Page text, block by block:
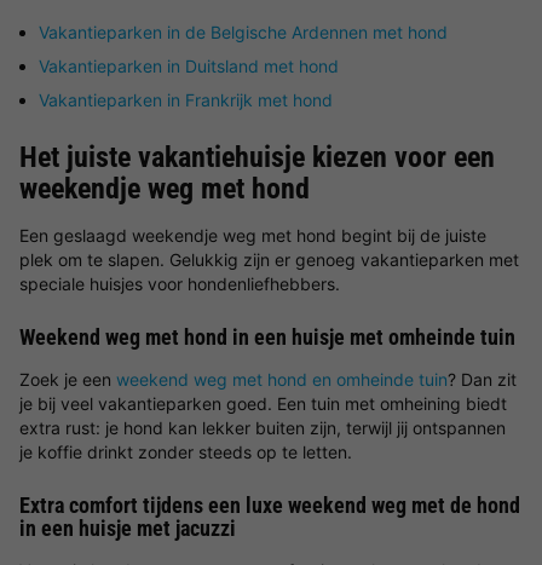
Vakantieparken in de Belgische Ardennen met hond
Vakantieparken in Duitsland met hond
Vakantieparken in Frankrijk met hond
Het juiste vakantiehuisje kiezen voor een
weekendje weg met hond
Een geslaagd weekendje weg met hond begint bij de juiste
plek om te slapen. Gelukkig zijn er genoeg vakantieparken met
speciale huisjes voor hondenliefhebbers.
Weekend weg met hond in een huisje met omheinde tuin
Zoek je een weekend weg met hond en omheinde tuin? Dan zit
je bij veel vakantieparken goed. Een tuin met omheining biedt
extra rust: je hond kan lekker buiten zijn, terwijl jij ontspannen
je koffie drinkt zonder steeds op te letten.
Extra comfort tijdens een luxe weekend weg met de hond
in een huisje met jacuzzi